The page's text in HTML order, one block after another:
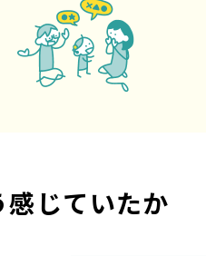
じていたか